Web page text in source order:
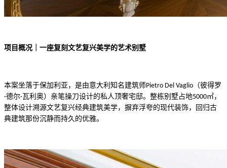
订单核查
在线体验
项目概况｜一座复刻文艺复兴美学的艺术别墅
本案坐落于保加利亚，是由意大利知名建筑师Pietro Del Vaglio （彼得罗
·德尔· 瓦利奥）亲笔操刀设计的私人顶奢宅邸。整栋别墅占地5000㎡，
整体设计溯源文艺复兴经典建筑美学，摒弃浮夸的现代装饰，回归古
典建筑那份沉静而持久的优雅。